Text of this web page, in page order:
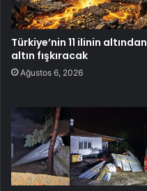
Türkiye’nin 11 ilinin altından
altın fışkıracak
Ağustos 6, 2026